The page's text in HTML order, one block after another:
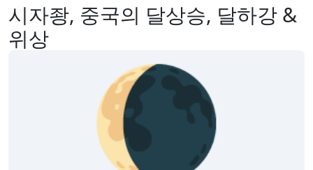
시자좡, 중국의 달상승, 달하강 &
위상
🌘